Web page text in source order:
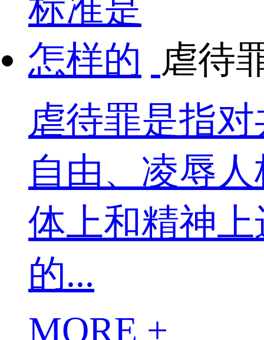
虐待
虐待罪是指
自由、凌辱
体上和精神
的...
MORE +